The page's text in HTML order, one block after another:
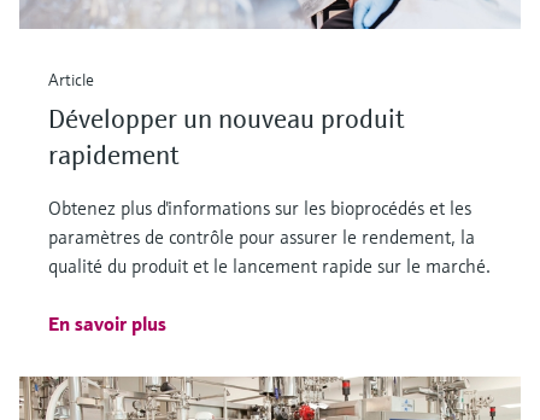
Article
Développer un nouveau produit
rapidement
Obtenez plus d'informations sur les bioprocédés et les
paramètres de contrôle pour assurer le rendement, la
qualité du produit et le lancement rapide sur le marché.
En savoir plus